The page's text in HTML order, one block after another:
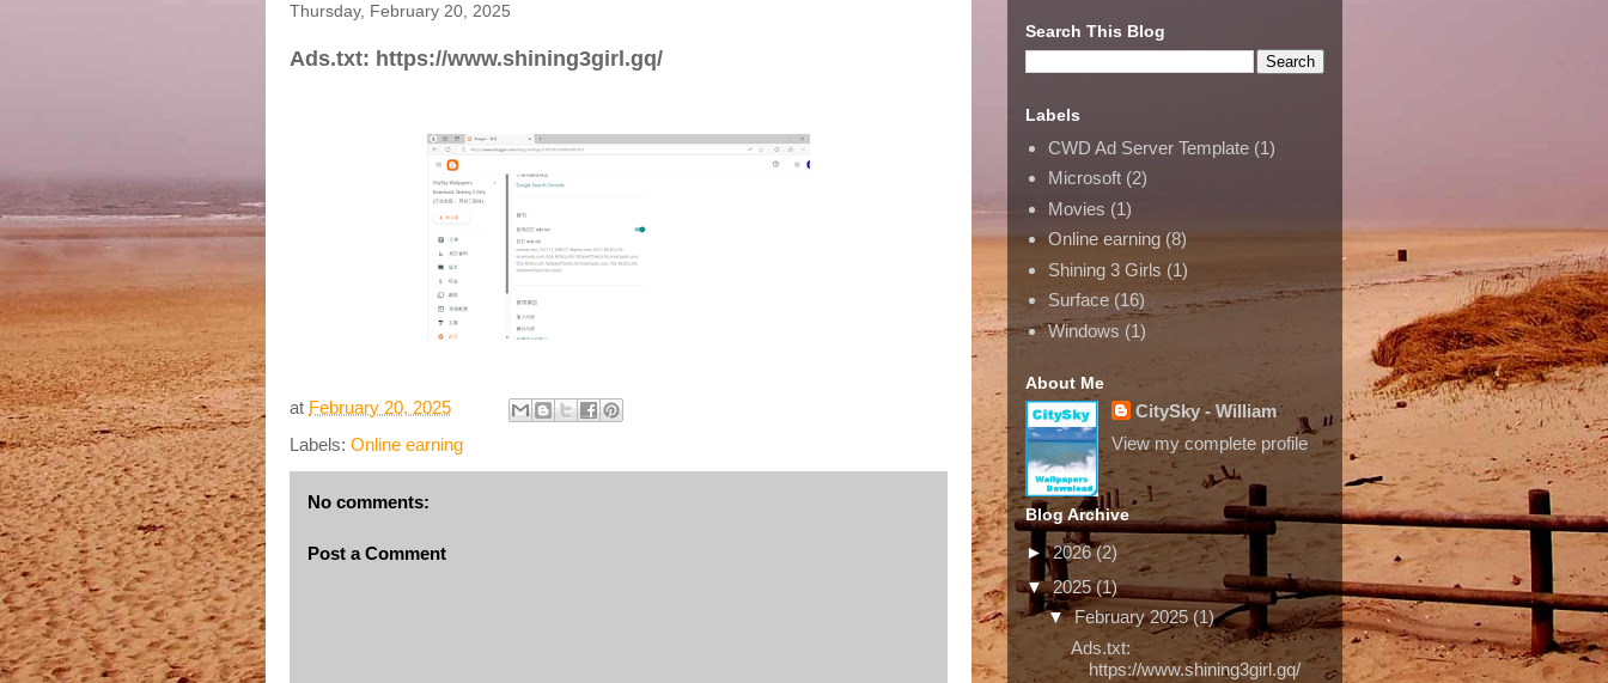
Thursday, February 20, 2025
Ads.txt: https://www.shining3girl.gq/
at February 20, 2025
Labels: Online earning
No comments:
Post a Comment
Search This Blog
Labels
CWD Ad Server Template (1)
Microsoft (2)
Movies (1)
Online earning (8)
Shining 3 Girls (1)
Surface (16)
Windows (1)
About Me
CitySky - William
View my complete profile
Blog Archive
►2026(2)
▼2025(1)
▼February 2025(1)
Ads.txt:
https://www.shining3girl.gq/